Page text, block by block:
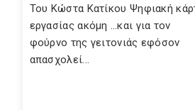
Του Κώστα Κατίκου Ψηφιακή
εργασίας ακόμη …και για τον
φούρνο της γειτονιάς εφόσον
απασχολεί...